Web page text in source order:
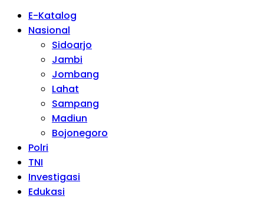
E-Katalog
Nasional
Sidoarjo
Jambi
Jombang
Lahat
Sampang
Madiun
Bojonegoro
Polri
TNI
Investigasi
Edukasi